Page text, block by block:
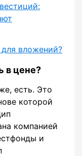
вложений?
в цене?
есть. Это
которой
компанией
и